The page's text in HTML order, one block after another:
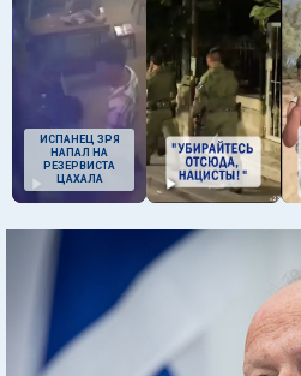
ИСПАНЕЦ ЗРЯ
НАПАЛ НА
РЕЗЕРВИСТА
ЦАХАЛА